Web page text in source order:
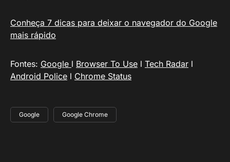
Conheça 7 dicas para deixar o navegador do Google
mais rápido
Fontes: Google l Browser To Use l Tech Radar l
Android Police l Chrome Status
Google Google Chrome